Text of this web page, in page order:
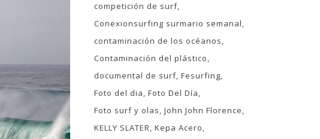
competición de surf
Conexionsurfing surmario semanal
contaminación de los océanos
Contaminación del plástico
documental de surf Fesurfing
Foto del dia Foto Del Día
Foto surf y olas John John Florence
KELLY SLATER Kepa Acero